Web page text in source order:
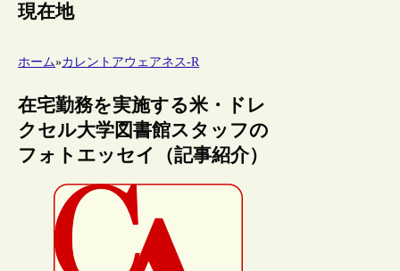
現在地
ホーム»カレントアウェアネス-R
在宅勤務を実施する米・ドレ
クセル大学図書館スタッフの
フォトエッセイ（記事紹介）